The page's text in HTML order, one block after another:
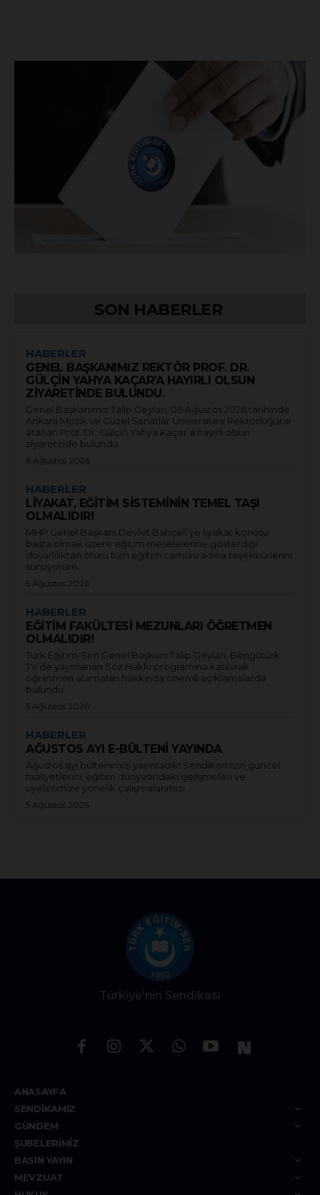
Türkiye'nin Sendikası
ANASAYFA
SENDIKAMIZ
GÜNDEM
ŞUBELERIMIZ
BASIN YAYIN
MEVZUAT